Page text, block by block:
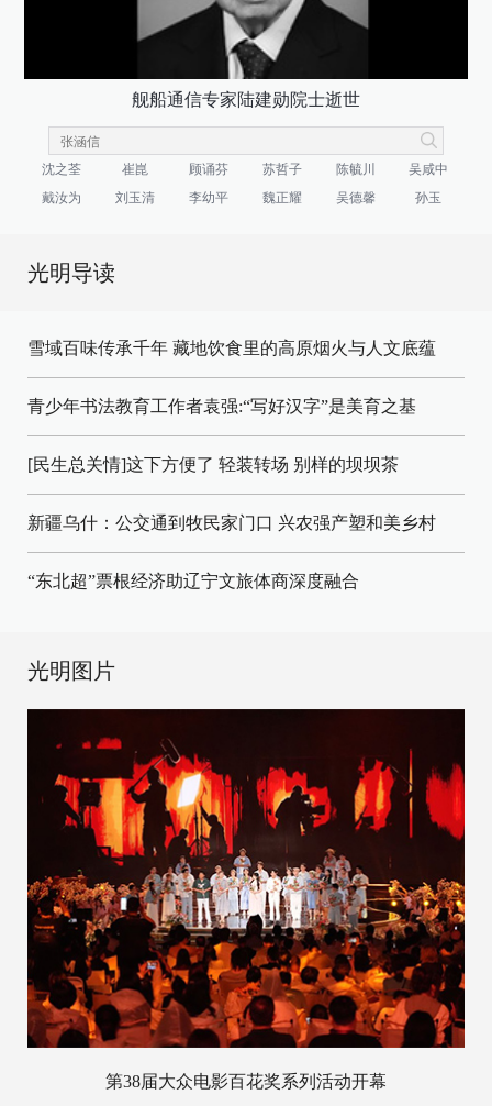
舰船通信专家陆建勋院士逝世
沈之荃 崔崑 顾诵芬 苏哲子 陈毓川
吴咸中
戴汝为
刘玉清 李幼平 魏正耀 吴德馨 孙玉
光明导读
雪域百味传承千年 藏地饮食里的高原烟火与人文底蕴
青少年书法教育工作者袁强:“写好汉字”是美育之基
[民生总关情]这下方便了 轻装转场 别样的坝坝茶
新疆乌什：公交通到牧民家门口 兴农强产塑和美乡村
“东北超”票根经济助辽宁文旅体商深度融合
光明图片
第38届大众电影百花奖系列活动开幕